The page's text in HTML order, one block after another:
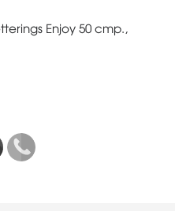
Enjoy 50 стр.,